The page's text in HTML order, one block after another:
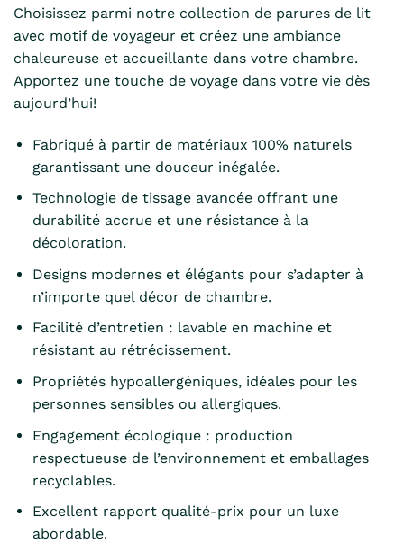
Choisissez parmi notre collection de parures de lit
avec motif de voyageur et créez une ambiance
chaleureuse et accueillante dans votre chambre.
Apportez une touche de voyage dans votre vie dès
aujourd’hui!
Fabriqué à partir de matériaux 100% naturels
garantissant une douceur inégalée.
Technologie de tissage avancée offrant une
durabilité accrue et une résistance à la
décoloration.
Designs modernes et élégants pour s’adapter à
n’importe quel décor de chambre.
Facilité d’entretien : lavable en machine et
résistant au rétrécissement.
Propriétés hypoallergéniques, idéales pour les
personnes sensibles ou allergiques.
Engagement écologique : production
respectueuse de l’environnement et emballages
recyclables.
Excellent rapport qualité-prix pour un luxe
abordable.